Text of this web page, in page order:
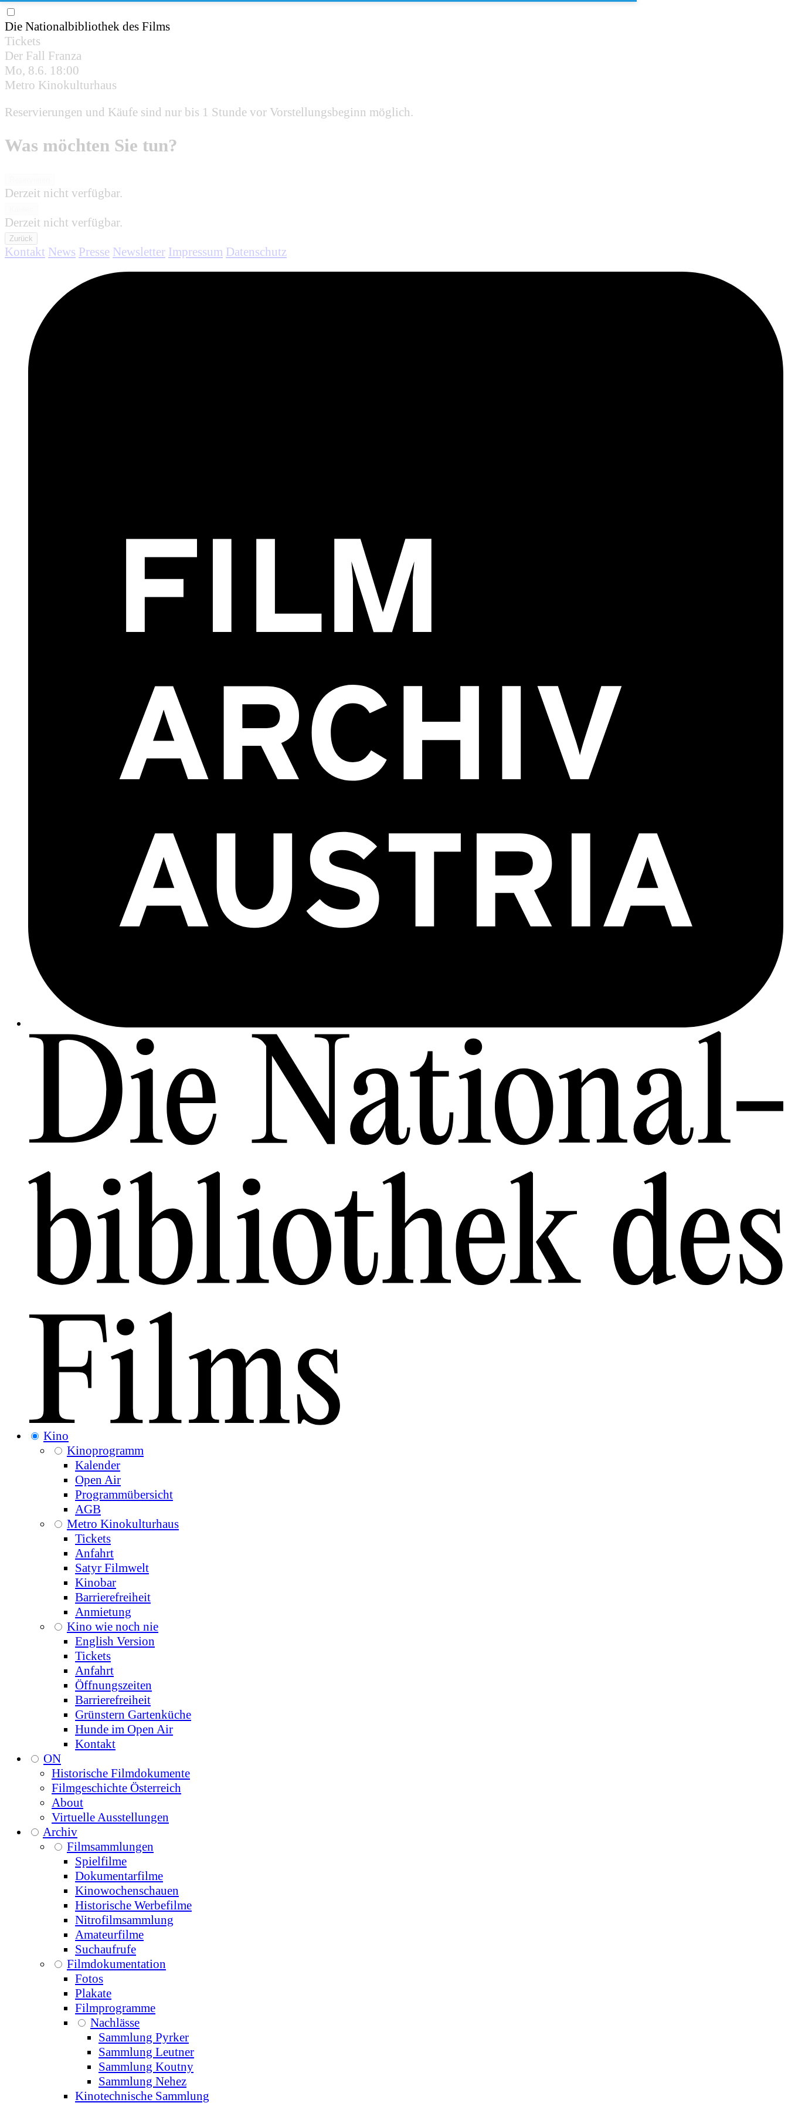
Die Nationalbibliothek des Films
Tickets
Der Fall Franza
Mo, 8.6. 18:00
Metro Kinokulturhaus
Reservierungen und Käufe sind nur bis 1 Stunde vor Vorstellungsbeginn möglich.
Was möchten Sie tun?
Derzeit nicht verfügbar.
Derzeit nicht verfügbar.
Zurück
Kontakt News Presse Newsletter Impressum Datenschutz
Kino
Kinoprogramm
Kalender
Open Air
Programmübersicht
AGB
Metro Kinokulturhaus
Tickets
Anfahrt
Satyr Filmwelt
Kinobar
Barrierefreiheit
Anmietung
Kino wie noch nie
English Version
Tickets
Anfahrt
Öffnungszeiten
Barrierefreiheit
Grünstern Gartenküche
Hunde im Open Air
Kontakt
ON
Historische Filmdokumente
Filmgeschichte Österreich
About
Virtuelle Ausstellungen
Archiv
Filmsammlungen
Spielfilme
Dokumentarfilme
Kinowochenschauen
Historische Werbefilme
Nitrofilmsammlung
Amateurfilme
Suchaufrufe
Filmdokumentation
Fotos
Plakate
Filmprogramme
Nachlässe
Sammlung Pyrker
Sammlung Leutner
Sammlung Koutny
Sammlung Nehez
Kinotechnische Sammlung